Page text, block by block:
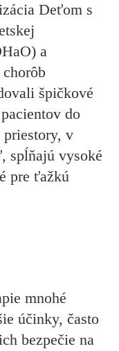
Deťom s
a
špičkové
do
priestory, v
spĺňajú vysoké
pre ťažkú
mnohé
účinky, často
bezpečie na